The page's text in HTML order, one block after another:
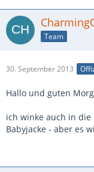
Team
30. September 2013
Hallo und guten
ich winke auch in
Babyjacke - aber es